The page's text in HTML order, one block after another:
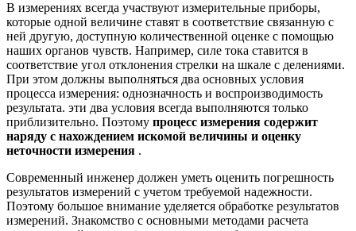
В измерениях всегда участвуют измерительные приборы,
которые одной величине ставят в соответствие связанную с
ней другую, доступную количественной оценке с помощью
наших органов чувств. Например, силе тока ставится в
соответствие угол отклонения стрелки на шкале с делениями.
При этом должны выполняться два основных условия
процесса измерения: однозначность и воспроизводимость
результата. эти два условия всегда выполняются только
приблизительно. Поэтому процесс измерения содержит
наряду с нахождением искомой величины и оценку
неточности измерения .
Современный инженер должен уметь оценить погрешность
результатов измерений с учетом требуемой надежности.
Поэтому большое внимание уделяется обработке результатов
измерений. Знакомство с основными методами расчета